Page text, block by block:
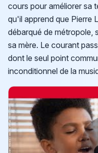
cours pour améliorer sa
qu'il apprend que Pierre
débarqué de métropole,
sa mère. Le courant
dont le seul point
inconditionnel de la